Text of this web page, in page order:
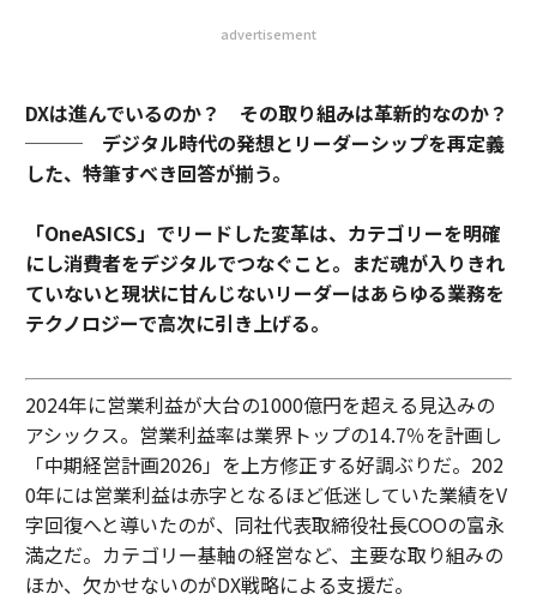
advertisement
DXは進んでいるのか？ その取り組みは革新的なのか？
─── デジタル時代の発想とリーダーシップを再定義
した、特筆すべき回答が揃う。
「OneASICS」でリードした変革は、カテゴリーを明確
にし消費者をデジタルでつなぐこと。まだ魂が入りきれ
ていないと現状に甘んじないリーダーはあらゆる業務を
テクノロジーで高次に引き上げる。
2024年に営業利益が大台の1000億円を超える見込みの
アシックス。営業利益率は業界トップの14.7％を計画し
「中期経営計画2026」を上方修正する好調ぶりだ。202
0年には営業利益は赤字となるほど低迷していた業績をV
字回復へと導いたのが、同社代表取締役社長COOの富永
満之だ。カテゴリー基軸の経営など、主要な取り組みの
ほか、欠かせないのがDX戦略による支援だ。